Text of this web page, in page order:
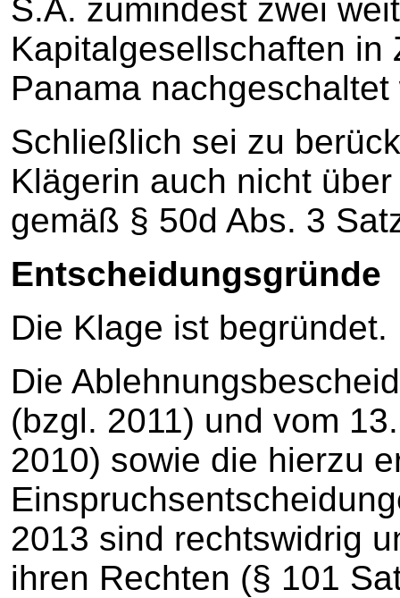
S.A. zumindest zwei
Kapitalgesellschaften in
Panama nachgeschaltet
Schließlich sei zu
Klägerin auch nicht
gemäß § 50d Abs. 3
Entscheidungsgründe
Die Klage ist begründet.
Die
(bzgl. 2011) und vom
2010) sowie die hierzu
2013 sind rechtswidrig
ihren Rechten (§ 101